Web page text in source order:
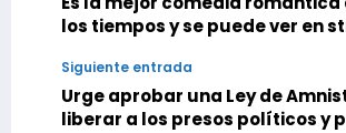
los tiempos y se puede ver en
género
Siguiente entrada
Urge aprobar una Ley de
liberar a los presos políticos y